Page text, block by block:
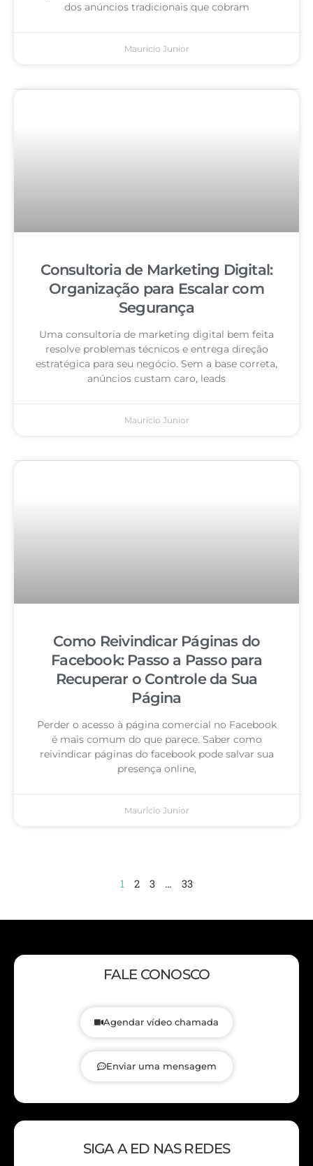
dos anúncios tradicionais que cobram
Mauricio Junior
Consultoria de Marketing Digital:
Organização para Escalar com
Segurança
Uma consultoria de marketing digital bem feita
resolve problemas técnicos e entrega direção
estratégica para seu negócio. Sem a base correta,
anúncios custam caro, leads
Mauricio Junior
Como Reivindicar Páginas do
Facebook: Passo a Passo para
Recuperar o Controle da Sua
Página
Perder o acesso à página comercial no Facebook
é mais comum do que parece. Saber como
reivindicar páginas do facebook pode salvar sua
presença online,
Mauricio Junior
1 2 3 … 33
FALE CONOSCO
Agendar vídeo chamada
Enviar uma mensagem
SIGA A ED NAS REDES